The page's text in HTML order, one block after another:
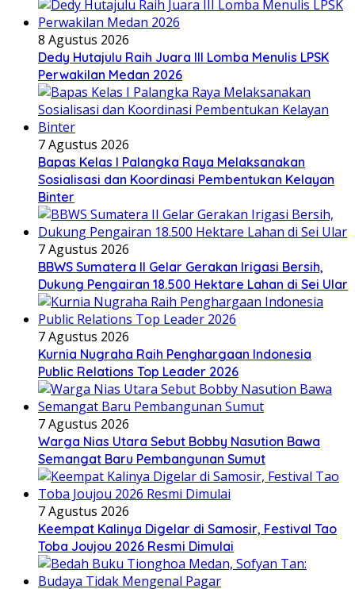
8 Agustus 2026
Dedy Hutajulu Raih Juara III Lomba Menulis LPSK
Perwakilan Medan 2026
7 Agustus 2026
Bapas Kelas I Palangka Raya Melaksanakan
Sosialisasi dan Koordinasi Pembentukan Kelayan
Binter
7 Agustus 2026
BBWS Sumatera II Gelar Gerakan Irigasi Bersih,
Dukung Pengairan 18.500 Hektare Lahan di Sei Ular
7 Agustus 2026
Kurnia Nugraha Raih Penghargaan Indonesia
Public Relations Top Leader 2026
7 Agustus 2026
Warga Nias Utara Sebut Bobby Nasution Bawa
Semangat Baru Pembangunan Sumut
7 Agustus 2026
Keempat Kalinya Digelar di Samosir, Festival Tao
Toba Joujou 2026 Resmi Dimulai